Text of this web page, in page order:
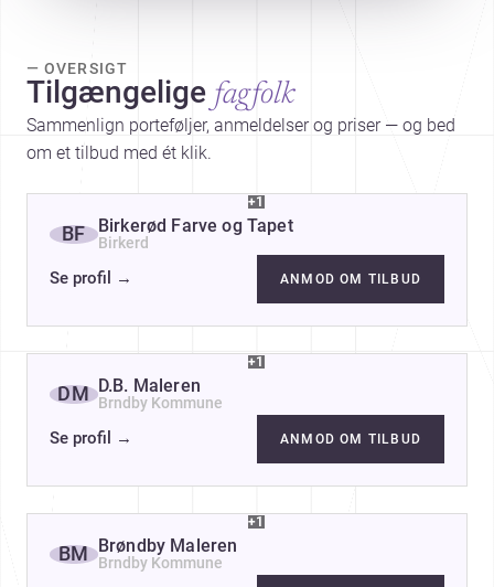
— OVERSIGT
Tilgængelige fagfolk
Sammenlign porteføljer, anmeldelser og priser — og bed
om et tilbud med ét klik.
+1
BF Birkerød Farve og Tapet
Birkerd
Se profil → ANMOD OM TILBUD
+1
DM D.B. Maleren
Brndby Kommune
Se profil → ANMOD OM TILBUD
+1
BM Brøndby Maleren
Brndby Kommune